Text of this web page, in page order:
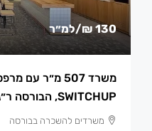
130 ₪ /למ״ר
משרד 507 מ״ר
SWITCHUP, הבורסה ר״ג
משרדים להשכרה בבורסה